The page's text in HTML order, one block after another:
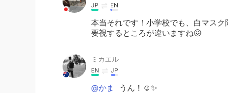
JP EN
本当それです！小学校でも、白マス
要視するところが違いますね😖
ミカエル
EN JP
@かま うん！☺️✨